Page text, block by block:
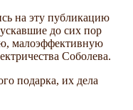
на эту публикацию
до сих пор
малоэффективную
Соболева.
подарка, их дела